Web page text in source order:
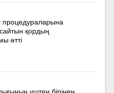
қордың
өтті